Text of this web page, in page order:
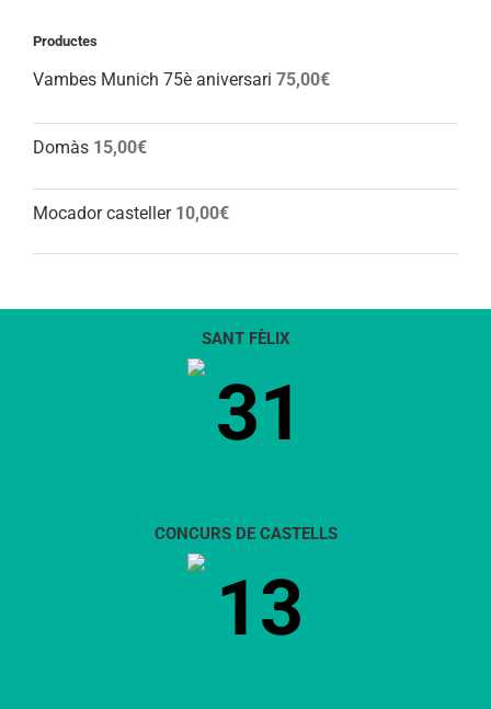
Productes
Vambes Munich 75è aniversari 75,00€
Domàs 15,00€
Mocador casteller 10,00€
SANT FÈLIX
31
CONCURS DE CASTELLS
13